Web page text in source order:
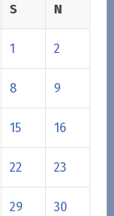
S N
1 2
8 9
15 16
22 23
29 30